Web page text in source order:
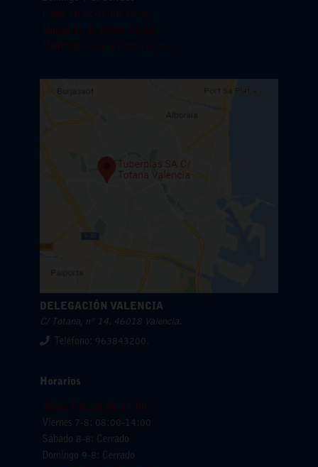
Lunes 10-8: 07:00-15:00
Martes 11-8: 07:00-15:00
Miercoles 12-8: 07:00-15:00
DELEGACIÓN VALENCIA
C/ Totana, nº 14. 46018 Valencia.
Teléfono: 963843200.
Horarios
Jueves 6-8: 08:00-14:00
Viernes 7-8: 08:00-14:00
Sábado 8-8: Cerrado
Domingo 9-8: Cerrado